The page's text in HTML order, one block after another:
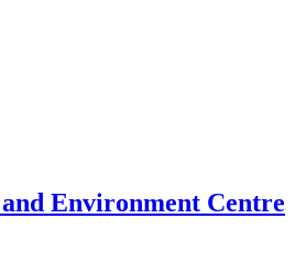
Environment Centre